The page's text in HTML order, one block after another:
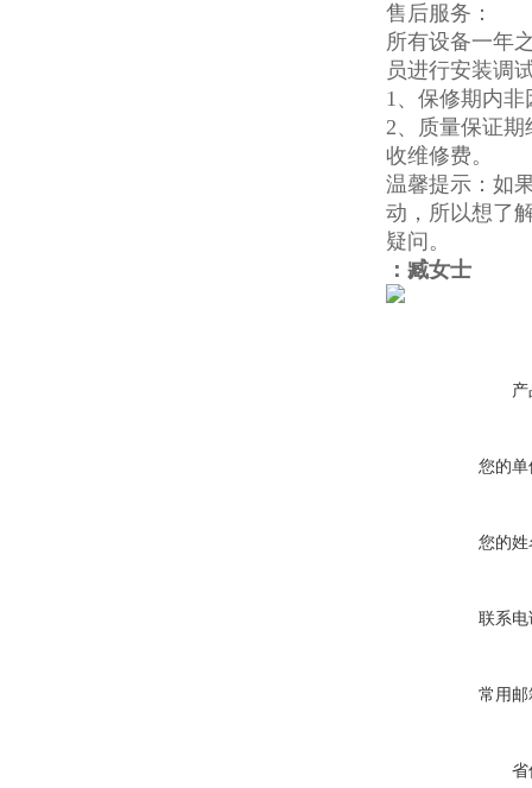
售后服务：
所有设备一年
员进行安装调
1、保修期内
2、质量保证
收维修费。
温馨提示：如
动，所以想了
疑问。
：臧女士
您的单
您的姓
联系电
常用邮
省